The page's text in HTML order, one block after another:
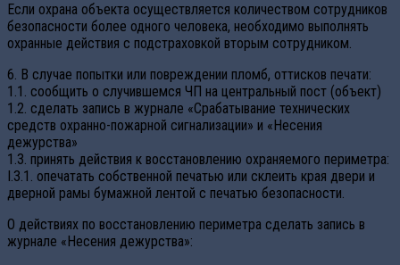
Если охрана объекта осуществляется количеством сотрудников
безопасности более одного человека, необходимо выполнять
охранные действия с подстраховкой вторым сотрудником.
6. В случае попытки или повреждении пломб, оттисков печати:
1.1. сообщить о случившемся ЧП на центральный пост (объект)
1.2. сделать запись в журнале «Срабатывание технических
средств охранно-пожарной сигнализации» и «Несения
дежурства»
1.3. принять действия к восстановлению охраняемого периметра:
I.3.1. опечатать собственной печатью или склеить края двери и
дверной рамы бумажной лентой с печатью безопасности.
О действиях по восстановлению периметра сделать запись в
журнале «Несения дежурства»: